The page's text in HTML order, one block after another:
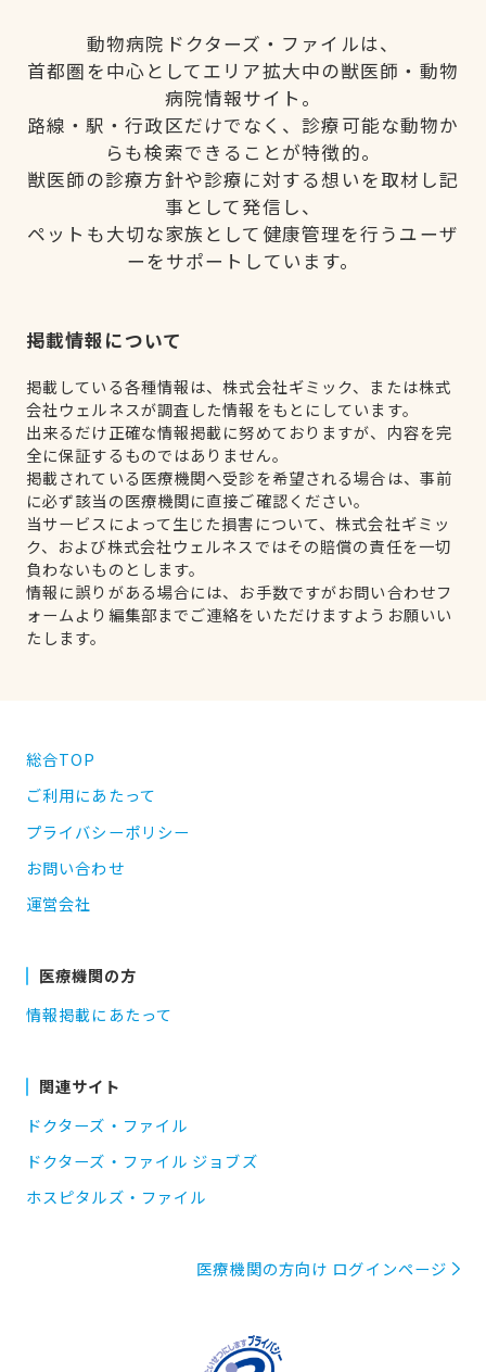
動物病院ドクターズ・ファイルは、
首都圏を中心としてエリア拡大中の獣医師・動物
病院情報サイト。
路線・駅・行政区だけでなく、診療可能な動物か
らも検索できることが特徴的。
獣医師の診療方針や診療に対する想いを取材し記
事として発信し、
ペットも大切な家族として健康管理を行うユーザ
ーをサポートしています。
掲載情報について
掲載している各種情報は、株式会社ギミック、または株式
会社ウェルネスが調査した情報をもとにしています。
出来るだけ正確な情報掲載に努めておりますが、内容を完
全に保証するものではありません。
掲載されている医療機関へ受診を希望される場合は、事前
に必ず該当の医療機関に直接ご確認ください。
当サービスによって生じた損害について、株式会社ギミッ
ク、および株式会社ウェルネスではその賠償の責任を一切
負わないものとします。
情報に誤りがある場合には、お手数ですがお問い合わせフ
ォームより編集部までご連絡をいただけますようお願いい
たします。
総合TOP
ご利用にあたって
プライバシーポリシー
お問い合わせ
運営会社
医療機関の方
情報掲載にあたって
関連サイト
ドクターズ・ファイル
ドクターズ・ファイル ジョブズ
ホスピタルズ・ファイル
医療機関の方向け ログインページ